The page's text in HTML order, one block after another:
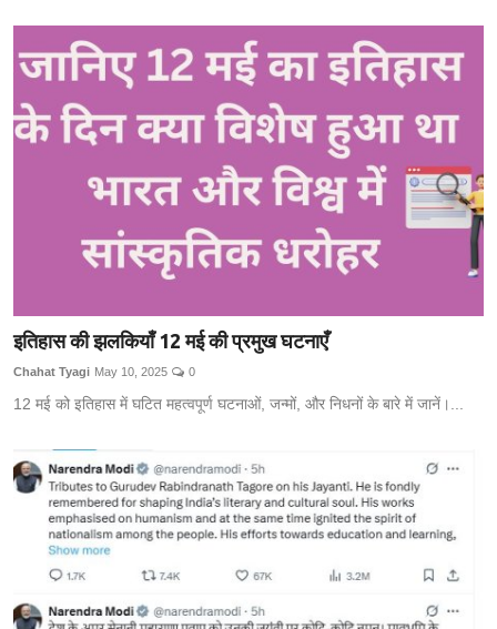
इतिहास की झलकियाँ 12 मई की प्रमुख घटनाएँ
Chahat Tyagi May 10, 2025 0
12 मई को इतिहास में घटित महत्वपूर्ण घटनाओं, जन्मों, और निधनों के बारे में जानें।...